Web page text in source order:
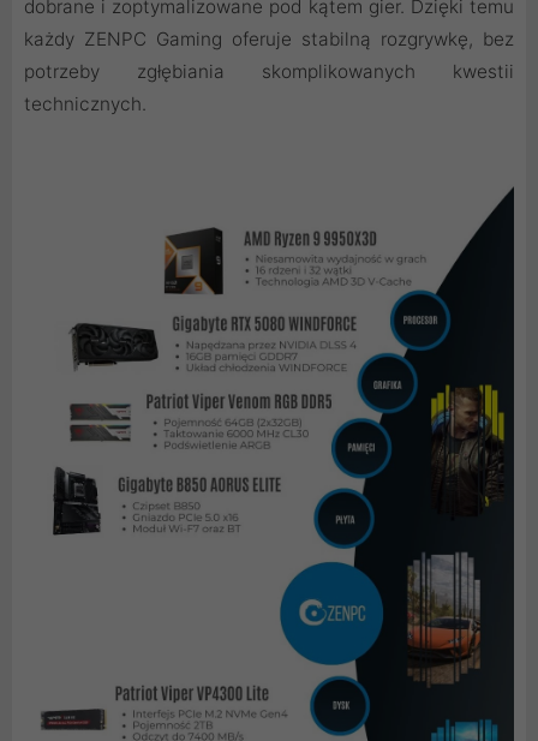
dobrane i zoptymalizowane pod kątem gier. Dzięki temu
każdy ZENPC Gaming oferuje stabilną rozgrywkę, bez
potrzeby zgłębiania skomplikowanych kwestii
technicznych.